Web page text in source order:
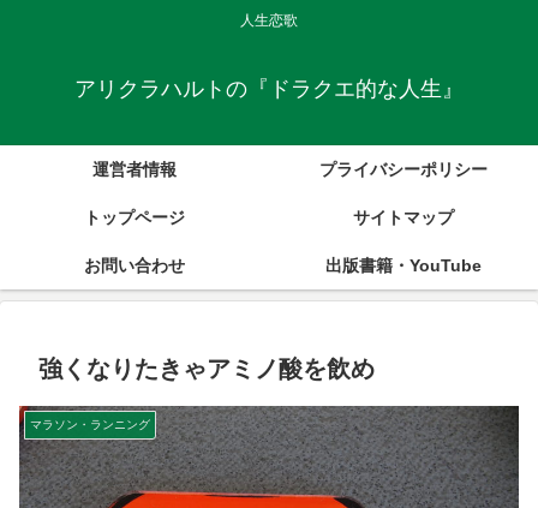
人生恋歌
アリクラハルトの『ドラクエ的な人生』
運営者情報 プライバシーポリシー
トップページ サイトマップ
お問い合わせ 出版書籍・YouTube
強くなりたきゃアミノ酸を飲め
マラソン・ランニング